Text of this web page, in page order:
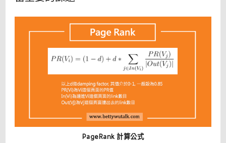
PageRank 計算公式